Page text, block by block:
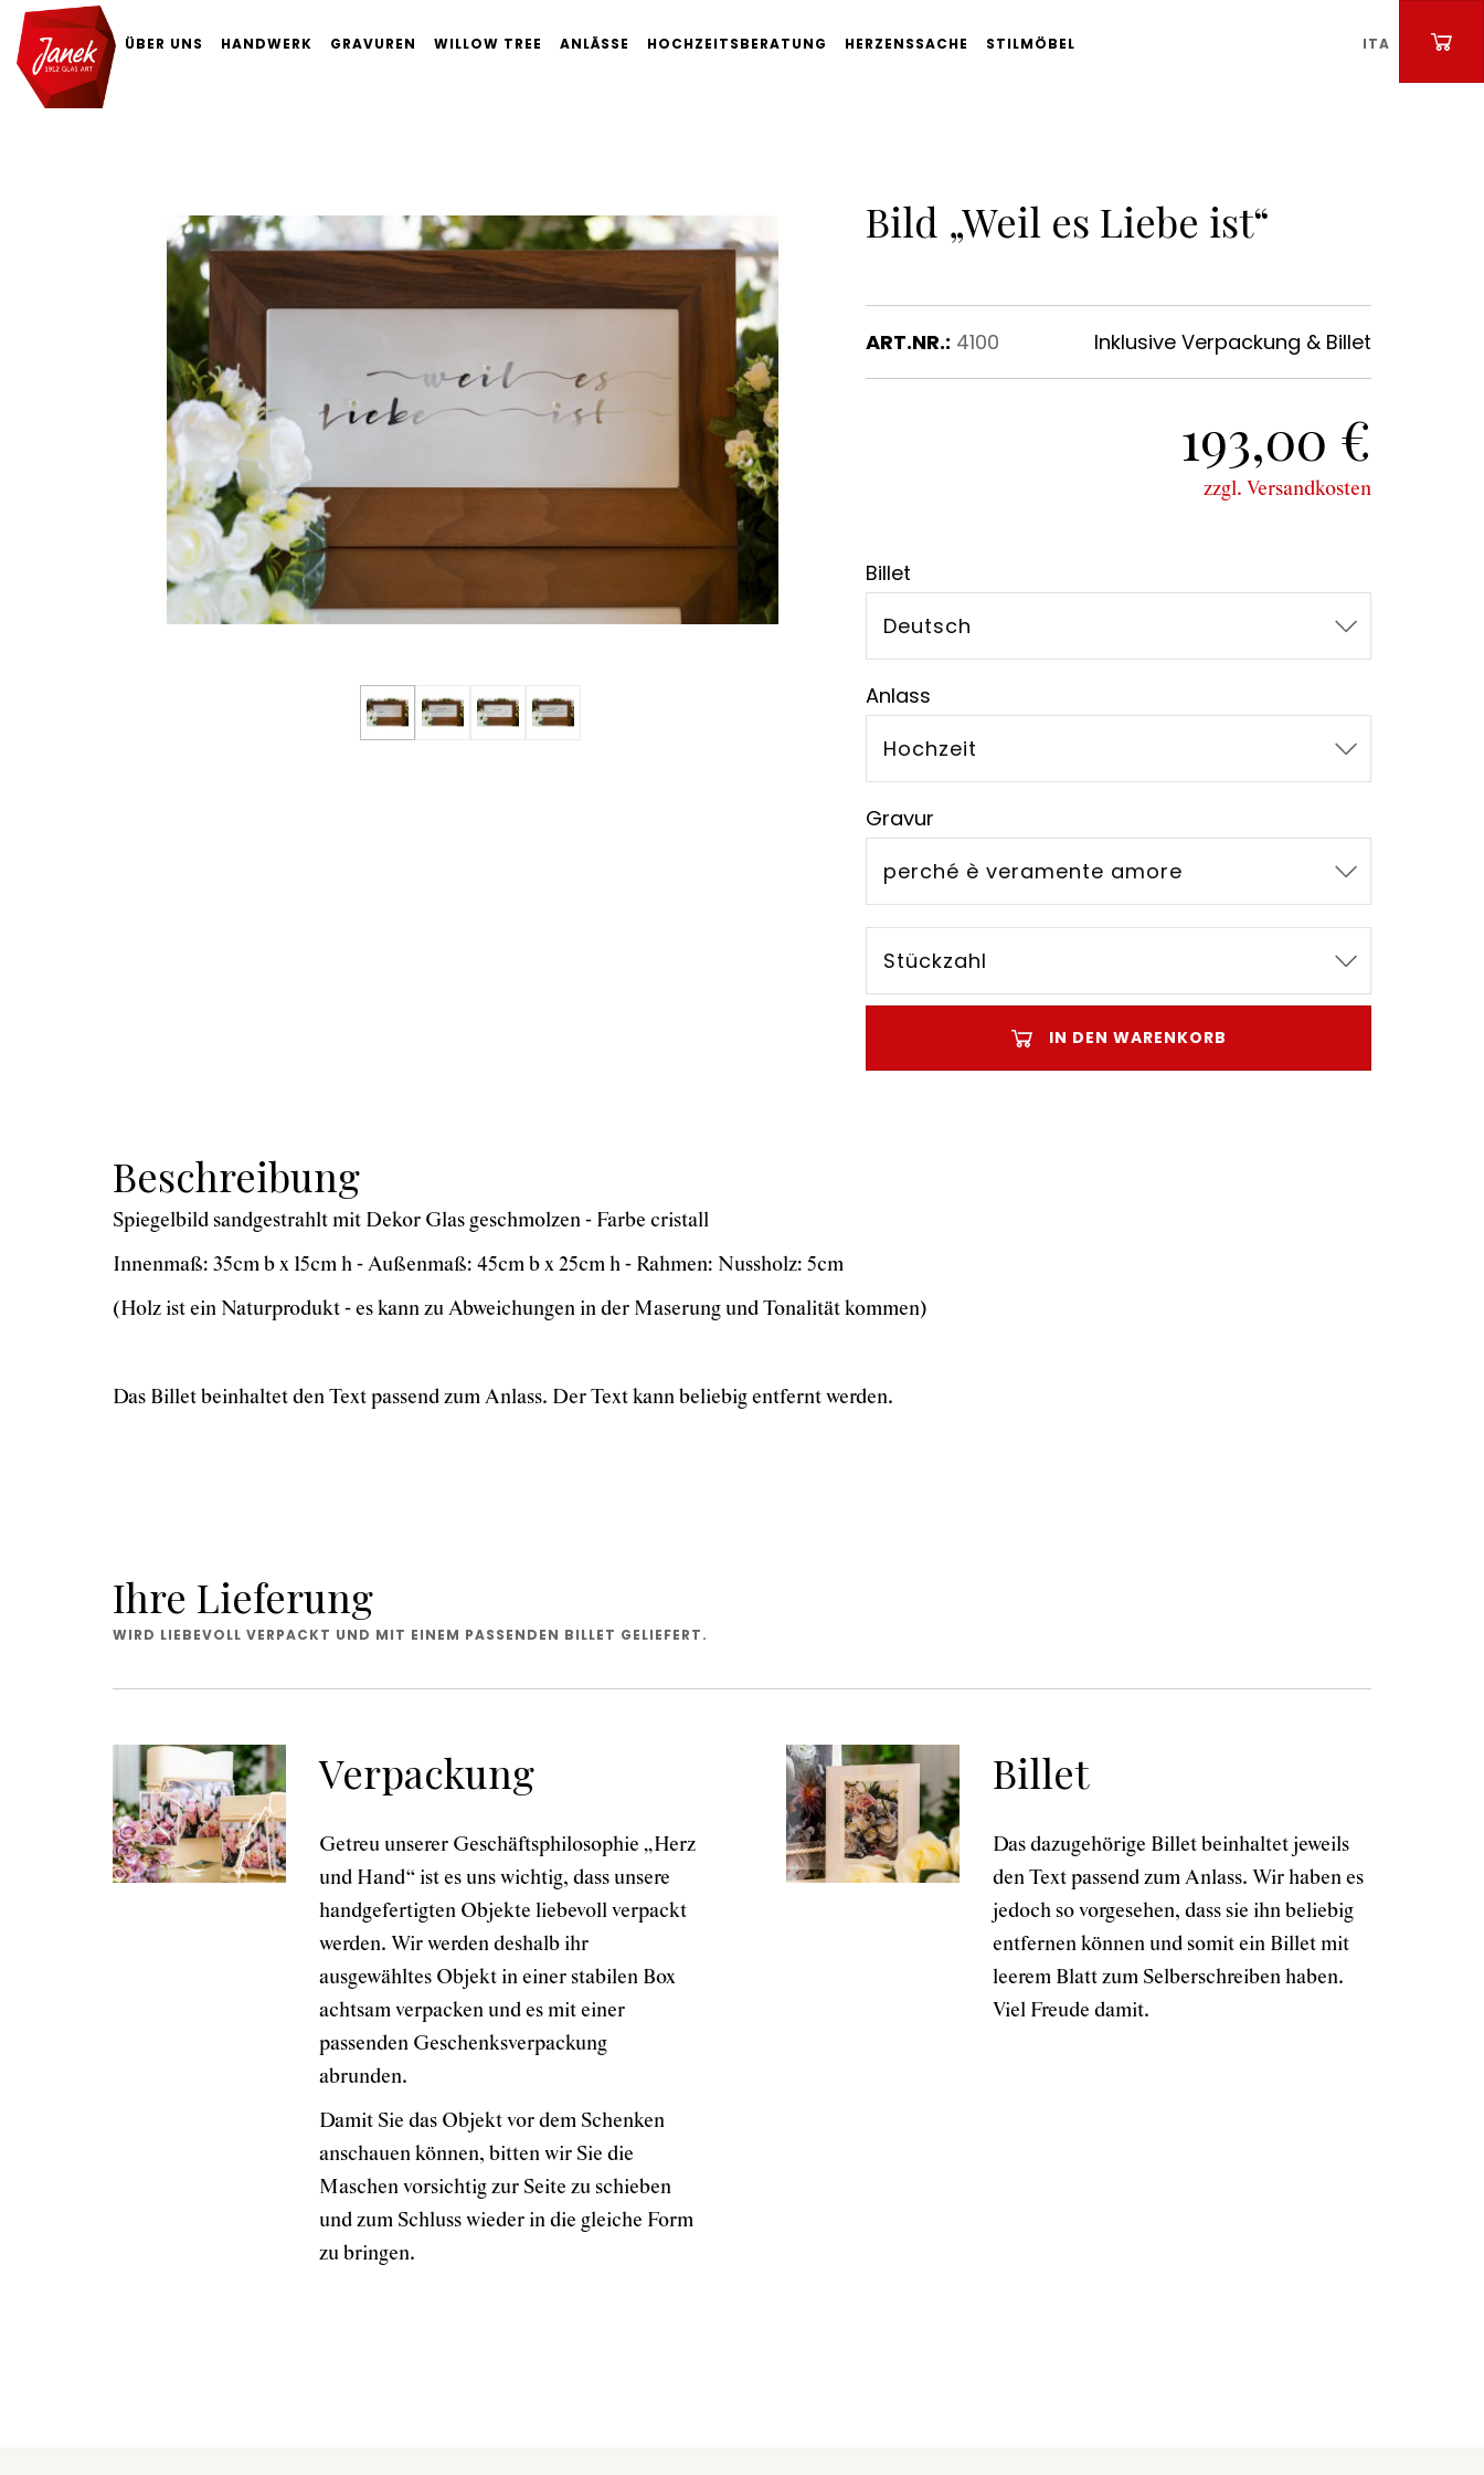
ITA
ÜBER UNS HANDWERK GRAVUREN WILLOW TREE ANLÄSSE HOCHZEITSBERATUNG HERZENSSACHE STILMÖBEL
Bild „Weil es Liebe ist“
ART.NR.: 4100 Inklusive Verpackung & Billet
193,00 €
zzgl. Versandkosten
Billet
Deutsch
Anlass
Hochzeit
Gravur
perché è veramente amore
Stückzahl
IN DEN WARENKORB
Beschreibung
Spiegelbild sandgestrahlt mit Dekor Glas geschmolzen - Farbe cristall
Innenmaß: 35cm b x 15cm h - Außenmaß: 45cm b x 25cm h - Rahmen: Nussholz: 5cm
(Holz ist ein Naturprodukt - es kann zu Abweichungen in der Maserung und Tonalität kommen)
Das Billet beinhaltet den Text passend zum Anlass. Der Text kann beliebig entfernt werden.
Ihre Lieferung
WIRD LIEBEVOLL VERPACKT UND MIT EINEM PASSENDEN BILLET GELIEFERT.
Verpackung
Getreu unserer Geschäftsphilosophie „Herz
und Hand“ ist es uns wichtig, dass unsere
handgefertigten Objekte liebevoll verpackt
werden. Wir werden deshalb ihr
ausgewähltes Objekt in einer stabilen Box
achtsam verpacken und es mit einer
passenden Geschenksverpackung
abrunden.
Damit Sie das Objekt vor dem Schenken
anschauen können, bitten wir Sie die
Maschen vorsichtig zur Seite zu schieben
und zum Schluss wieder in die gleiche Form
zu bringen.
Billet
Das dazugehörige Billet beinhaltet jeweils
den Text passend zum Anlass. Wir haben es
jedoch so vorgesehen, dass sie ihn beliebig
entfernen können und somit ein Billet mit
leerem Blatt zum Selberschreiben haben.
Viel Freude damit.